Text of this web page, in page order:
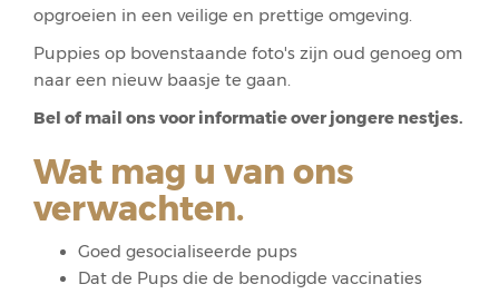
opgroeien in een veilige en prettige omgeving.
Puppies op bovenstaande foto's zijn oud genoeg om
naar een nieuw baasje te gaan.
Bel of mail ons voor informatie over jongere nestjes.
Wat mag u van ons
verwachten.
Goed gesocialiseerde pups
Dat de Pups die de benodigde vaccinaties